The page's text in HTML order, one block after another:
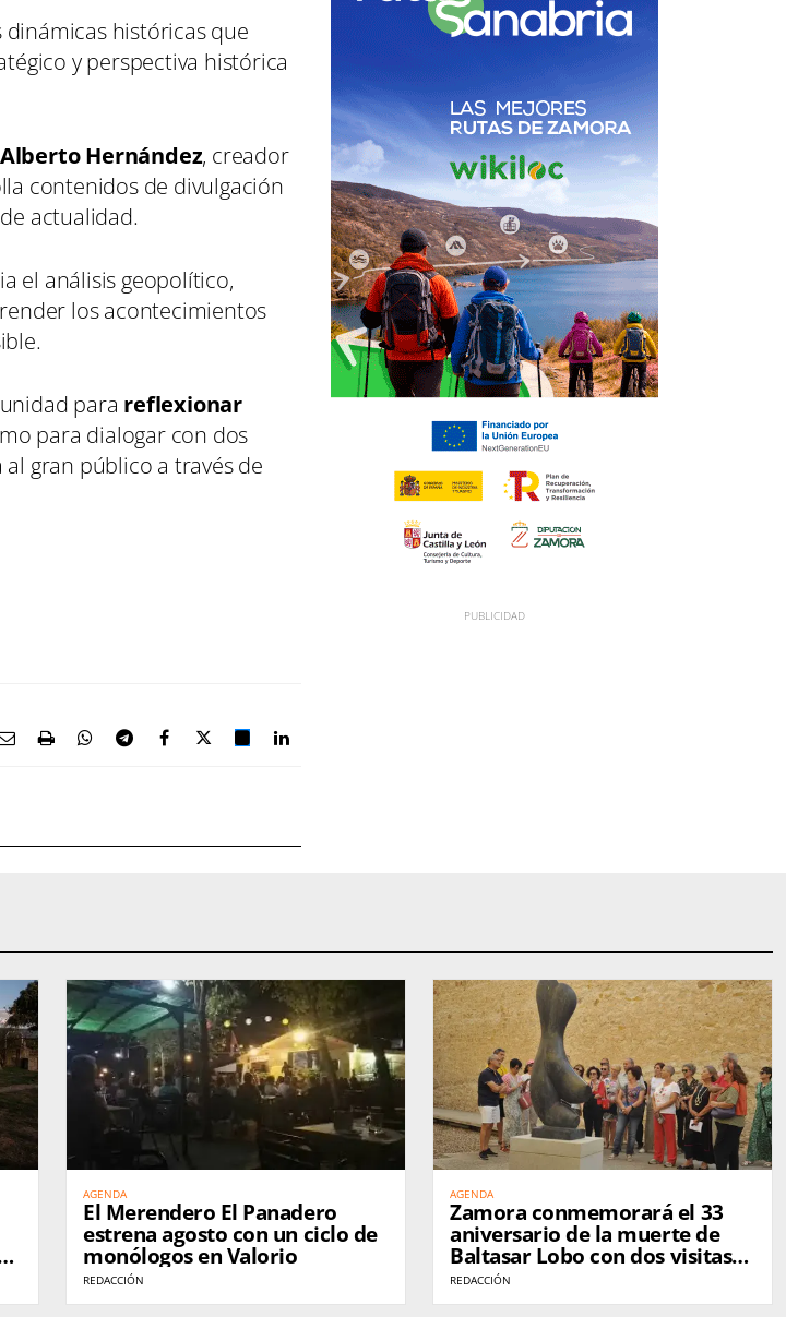
históricas que
y perspectiva histórica
Alberto Hernández, creador
contenidos de divulgación
actualidad.
el análisis geopolítico,
los acontecimientos
para reflexionar
para dialogar con dos
gran público a través de
AGENDA
El Merendero El Panadero
estrena agosto con un ciclo de
monólogos en Valorio
REDACCIÓN
AGENDA
Zamora conmemorará el 33
aniversario de la muerte de
Baltasar Lobo con dos visitas
guiadas por la Ruta Espacios
Lobo
REDACCIÓN